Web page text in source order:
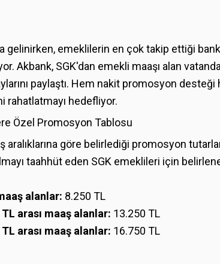
gelinirken, emeklilerin en çok takip ettiği
Akbank, SGK'dan emekli maaşı alan
paylaştı. Hem nakit promosyon
rahatlatmayı hedefliyor.
Özel Promosyon Tablosu
aralıklarına göre belirlediği promosyon
taahhüt eden SGK emeklileri için
alanlar: 8.250 TL
arası maaş alanlar: 13.250 TL
arası maaş alanlar: 16.750 TL